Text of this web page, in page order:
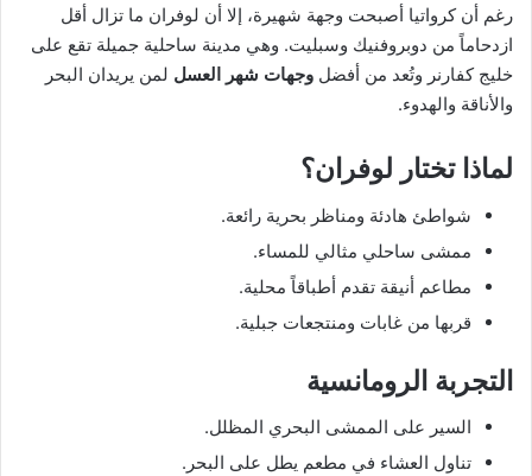
رغم أن كرواتيا أصبحت وجهة شهيرة، إلا أن لوفران ما تزال أقل
ازدحاماً من دوبروفنيك وسبليت. وهي مدينة ساحلية جميلة تقع على
خليج كفارنر وتُعد من أفضل وجهات شهر العسل لمن يريدان البحر
والأناقة والهدوء.
لماذا تختار لوفران؟
شواطئ هادئة ومناظر بحرية رائعة.
ممشى ساحلي مثالي للمساء.
مطاعم أنيقة تقدم أطباقاً محلية.
قربها من غابات ومنتجعات جبلية.
التجربة الرومانسية
السير على الممشى البحري المظلل.
تناول العشاء في مطعم يطل على البحر.